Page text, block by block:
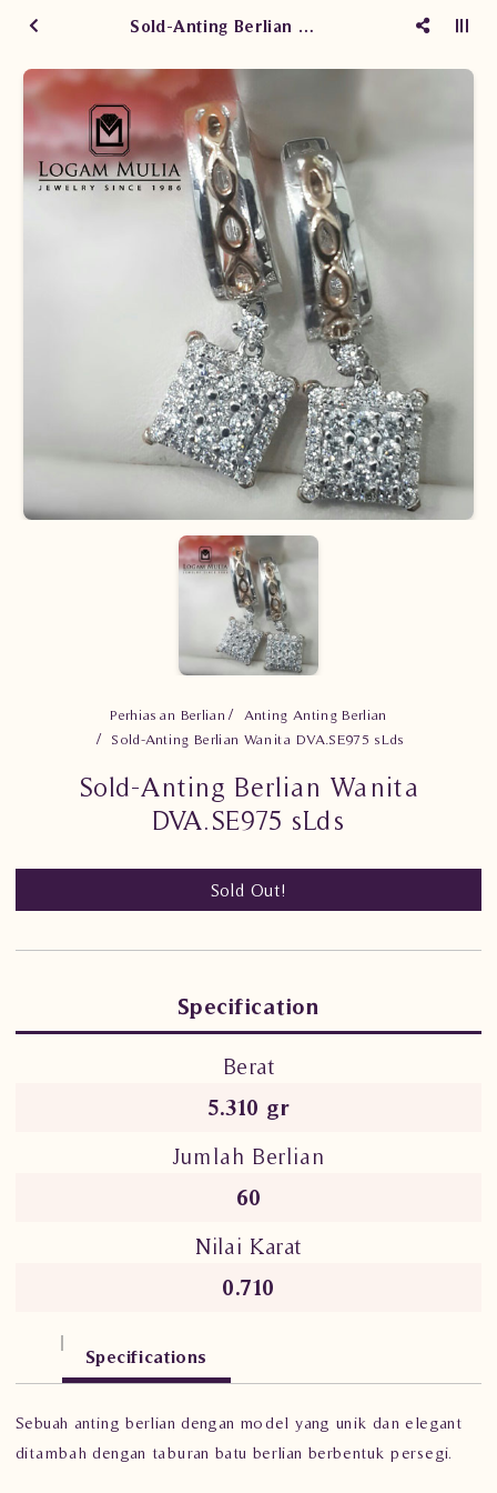
Sold-Anting Berlian Wanita DVA.SE975 sLds
Perhiasan Berlian
Anting Anting Berlian
Sold-Anting Berlian Wanita DVA.SE975 sLds
Sold-Anting Berlian Wanita
DVA.SE975 sLds
Sold Out!
Specification
Berat
5.310 gr
Jumlah Berlian
60
Nilai Karat
0.710
Specifications
Sebuah anting berlian dengan model yang unik dan elegant
ditambah dengan taburan batu berlian berbentuk persegi.